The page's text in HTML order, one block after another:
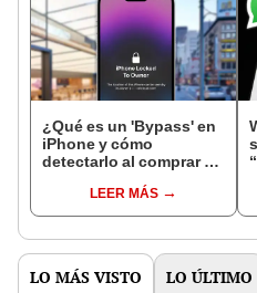
¿Qué es un 'Bypass' en
iPhone y cómo
detectarlo al comprar un
LEER MÁS
LO MÁS VISTO LO ÚLTIMO